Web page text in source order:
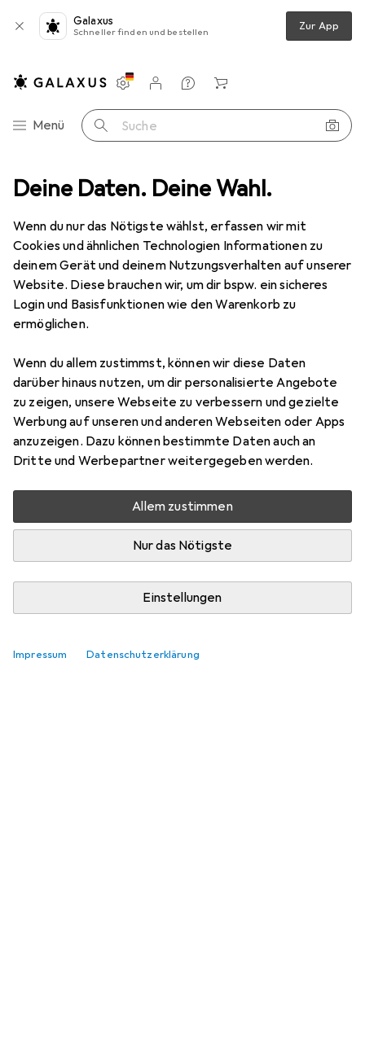
Deine Daten. Deine Wahl.
Wenn du nur das Nötigste wählst, erfassen wir mit
Cookies und ähnlichen Technologien Informationen zu
deinem Gerät und deinem Nutzungsverhalten auf unserer
Website. Diese brauchen wir, um dir bspw. ein sicheres
Login und Basisfunktionen wie den Warenkorb zu
ermöglichen.
Wenn du allem zustimmst, können wir diese Daten
darüber hinaus nutzen, um dir personalisierte Angebote
zu zeigen, unsere Webseite zu verbessern und gezielte
Werbung auf unseren und anderen Webseiten oder Apps
anzuzeigen. Dazu können bestimmte Daten auch an
Dritte und Werbepartner weitergegeben werden.
Allem zustimmen
Nur das Nötigste
Einstellungen
Impressum Datenschutzerklärung
Galaxus
Schneller finden und bestellen Zur App
Navigation nach Kategorien
Menü Suche
Einstellungen
Kundenkonto
Vergleichslisten
Merklisten
Warenkorb
Puzzle Dante 3D-Puzzle 88 Teile Saphirara
EUR
15,86
Dante3D-Puzzle 88 Teile Saphirara
88 Teile
Teile Saphirara
Hier findest du passendes Zubehör zum Produkt Dante
3D-Puzzle 88 Teile Saphirara.
Relevanz
Produktliste
Keine Produkte gefunden